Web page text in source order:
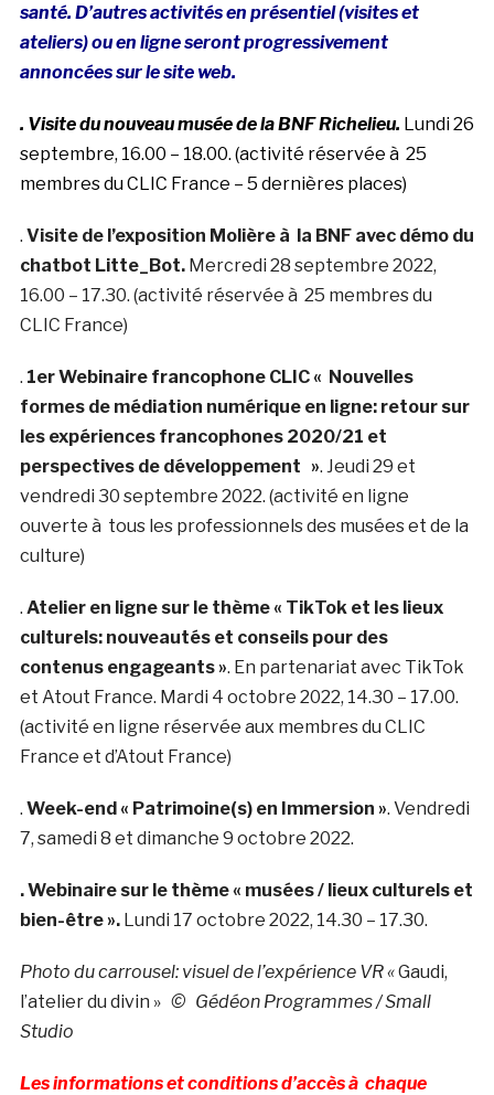
santé. D’autres activités en présentiel (visites et
ateliers) ou en ligne seront progressivement
annoncées sur le site web.
. Visite du nouveau musée de la BNF Richelieu. Lundi 26
septembre, 16.00 – 18.00. (activité réservée à 25
membres du CLIC France – 5 dernières places)
. Visite de l’exposition Molière à la BNF avec démo du
chatbot Litte_Bot.Mercredi 28 septembre 2022,
16.00 – 17.30. (activité réservée à 25 membres du
CLIC France)
. 1er Webinaire francophone CLIC « Nouvelles
formes de médiation numérique en ligne: retour sur
les expériences francophones 2020/21 et
perspectives de développement ». Jeudi 29 et
vendredi 30 septembre 2022. (activité en ligne
ouverte à tous les professionnels des musées et de la
culture)
. Atelier en ligne sur le thème « TikTok et les lieux
culturels: nouveautés et conseils pour des
contenus engageants ». En partenariat avec TikTok
et Atout France. Mardi 4 octobre 2022, 14.30 – 17.00.
(activité en ligne réservée aux membres du CLIC
France et d’Atout France)
. Week-end « Patrimoine(s) en Immersion ». Vendredi
7, samedi 8 et dimanche 9 octobre 2022.
. Webinaire sur le thème « musées / lieux culturels et
bien-être ». Lundi 17 octobre 2022, 14.30 – 17.30.
Photo du carrousel: visuel de l’expérience VR «Gaudi,
l’atelier du divin »© Gédéon Programmes / Small
Studio
Les informations et conditions d’accès à chaque